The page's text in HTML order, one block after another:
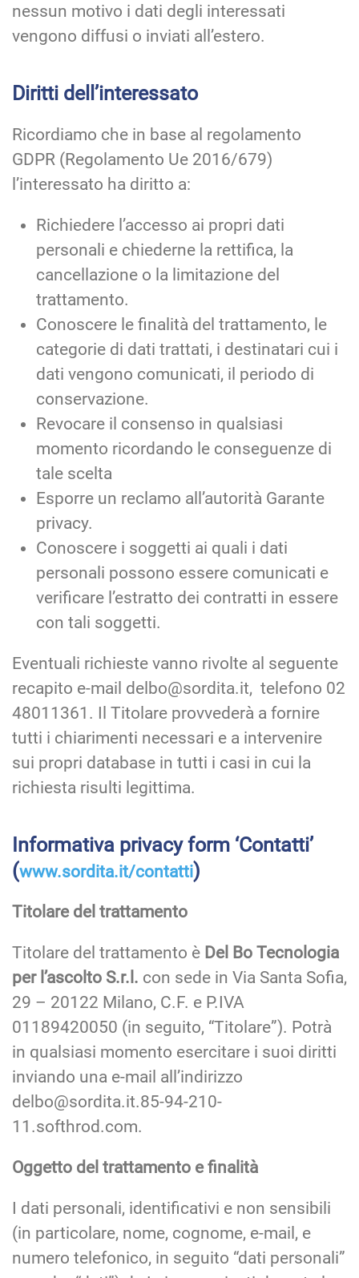
nessun motivo i dati degli interessati
vengono diffusi o inviati all’estero.
Diritti dell’interessato
Ricordiamo che in base al regolamento
GDPR (Regolamento Ue 2016/679)
l’interessato ha diritto a:
Richiedere l’accesso ai propri dati
personali e chiederne la rettifica, la
cancellazione o la limitazione del
trattamento.
Conoscere le finalità del trattamento, le
categorie di dati trattati, i destinatari cui i
dati vengono comunicati, il periodo di
conservazione.
Revocare il consenso in qualsiasi
momento ricordando le conseguenze di
tale scelta
Esporre un reclamo all’autorità Garante
privacy.
Conoscere i soggetti ai quali i dati
personali possono essere comunicati e
verificare l’estratto dei contratti in essere
con tali soggetti.
Eventuali richieste vanno rivolte al seguente
recapito e-mail delbo@sordita.it, telefono 02
48011361. Il Titolare provvederà a fornire
tutti i chiarimenti necessari e a intervenire
sui propri database in tutti i casi in cui la
richiesta risulti legittima.
Informativa privacy form ‘Contatti’
(www.sordita.it/contatti)
Titolare del trattamento
Titolare del trattamento è Del Bo Tecnologia
per l’ascolto S.r.l. con sede in Via Santa Sofia,
29 – 20122 Milano, C.F. e P.IVA
01189420050 (in seguito, “Titolare”). Potrà
in qualsiasi momento esercitare i suoi diritti
inviando una e-mail all’indirizzo
delbo@sordita.it.85-94-210-
11.softhrod.com.
Oggetto del trattamento e finalità
I dati personali, identificativi e non sensibili
(in particolare, nome, cognome, e-mail, e
numero telefonico, in seguito “dati personali”